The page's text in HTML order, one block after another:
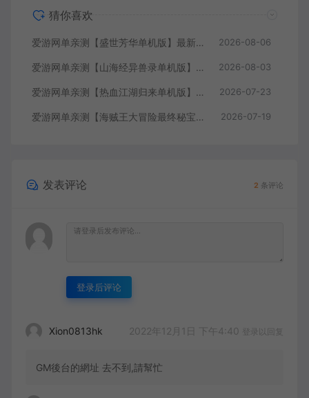
猜你喜欢
爱游网单亲测【盛世芳华单机版】最新整理宫斗养成回合抽卡多区跨服代金券内购虚拟机一键端视频教学+linux手工外网端文本教学 2026-08-06
爱游网单亲测【山海经异兽录单机版】最新整理11赛季代金券内购版 带GM物品充值后台 模拟器手游 解压一键端 视频安装教学+手工端文本教学 2026-08-03
爱游网单亲测【热血江湖归来单机版】最新整理7职业精修多项修复 带网页GM物品后台 代金券内购 虚拟机一键端视频安装教学+手工端文本教学 2026-07-23
爱游网单亲测【海贼王大冒险最终秘宝】最新整理单机修复版 带网页GM充值物品后台 回合制抽卡模拟器手游 虚拟机一键端视频教学+手工端文本教学 2026-07-19
发表评论 2 条评论
登录后评论
Xion0813hk 2022年12月1日 下午4:40
GM後台的網址 去不到,請幫忙